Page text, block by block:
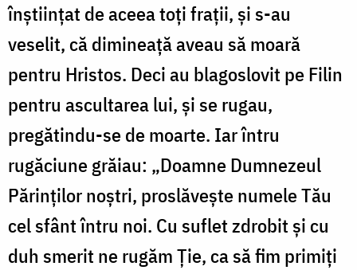
înștiințat de aceea toți frații, și s-au
veselit, că dimineață aveau să moară
pentru Hristos. Deci au blagoslovit pe Filin
pentru ascultarea lui, și se rugau,
pregătindu-se de moarte. Iar întru
rugăciune grăiau: „Doamne Dumnezeul
Părinților noștri, proslăvește numele Tău
cel sfânt întru noi. Cu suflet zdrobit și cu
duh smerit ne rugăm Ție, ca să fim primiți